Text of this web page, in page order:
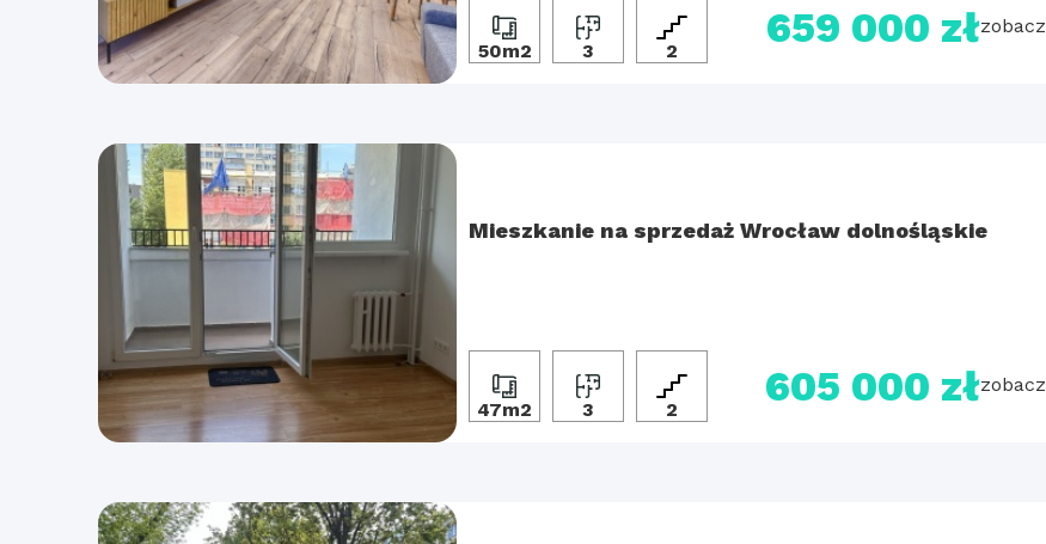
50m2 3 2 659 000 złzobacz
Mieszkanie na sprzedaż Wrocław dolnośląskie
47m2 3 2 605 000 złzobacz